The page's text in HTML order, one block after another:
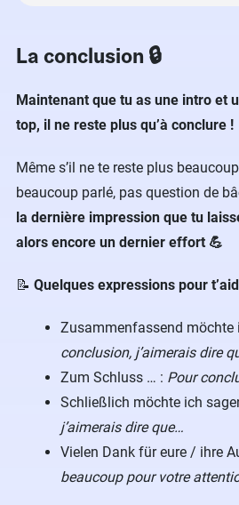
La conclusion 🔒
Maintenant que tu as une intro et
top, il ne reste plus qu’à conclure !
Même s’il ne te reste plus
beaucoup parlé, pas question de
la dernière impression que tu
alors encore un dernier effort 💪
📝 Quelques expressions pour
Zusammenfassend möchte
conclusion, j’aimerais dire
Zum Schluss … : Pour
Schließlich möchte ich
j’aimerais dire que…
Vielen Dank für eure / ihre
beaucoup pour votre